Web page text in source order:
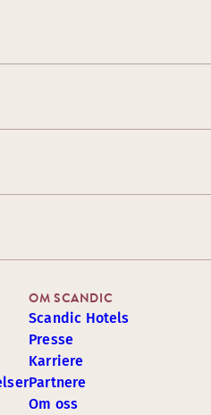
OM SCANDIC
Scandic Hotels
Presse
Karriere
Partnere
Om oss